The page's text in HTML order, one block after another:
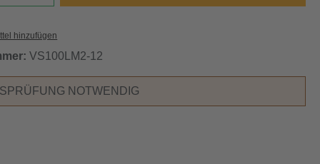
hinzufügen
VS100LM2-12
NOTWENDIG